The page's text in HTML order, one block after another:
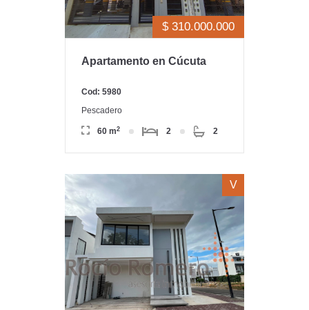
$ 310.000.000
Apartamento en Cúcuta
Cod: 5980
Pescadero
60 m2 2 2
V